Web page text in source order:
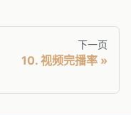
下一页
10. 视频完播率